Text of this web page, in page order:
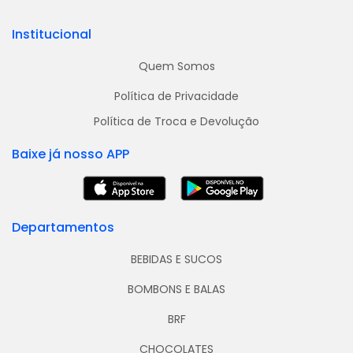
Institucional
Quem Somos
Política de Privacidade
Política de Troca e Devolução
Baixe já nosso APP
Departamentos
BEBIDAS E SUCOS
BOMBONS E BALAS
BRF
CHOCOLATES